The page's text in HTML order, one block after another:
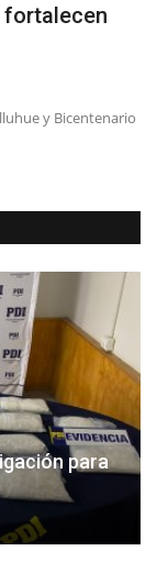
fortalecen
y Bicentenario
para